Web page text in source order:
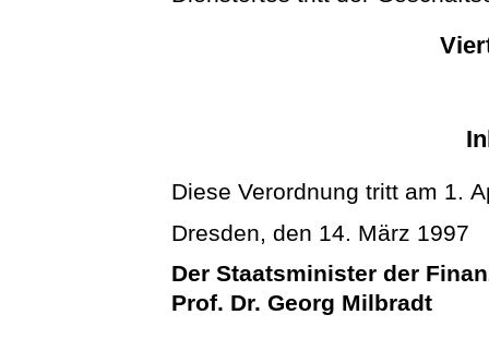
Diese Verordnung tritt am 1.
Dresden, den 14. März 1997
Der Staatsminister der
Prof. Dr. Georg Milbradt